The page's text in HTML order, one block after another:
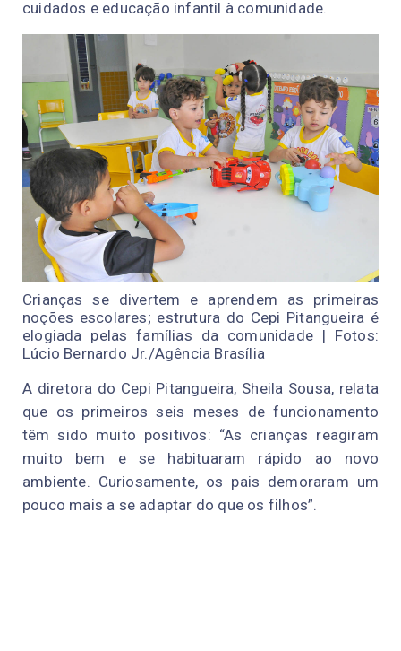
cuidados e educação infantil à comunidade.
Crianças se divertem e aprendem as primeiras
noções escolares; estrutura do Cepi Pitangueira é
elogiada pelas famílias da comunidade | Fotos:
Lúcio Bernardo Jr./Agência Brasília
A diretora do Cepi Pitangueira, Sheila Sousa, relata
que os primeiros seis meses de funcionamento
têm sido muito positivos: “As crianças reagiram
muito bem e se habituaram rápido ao novo
ambiente. Curiosamente, os pais demoraram um
pouco mais a se adaptar do que os filhos”.